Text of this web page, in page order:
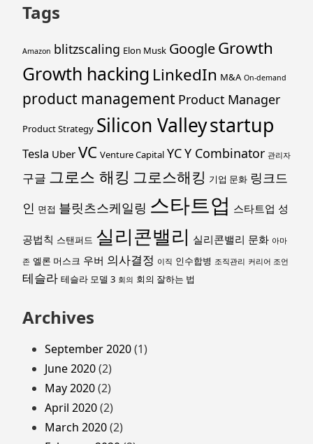
Tags
Amazon blitzscaling Elon Musk GoogleGrowth
Growth hacking LinkedIn M&A On-demand
product management Product Manager
Product Strategy Silicon Valleystartup
Tesla Uber VC Venture Capital YCY Combinator 관리자
구글 그로스 해킹 그로스해킹 기업 문화 링크드
인 면접 블릿츠스케일링 스타트업 스타트업 성
공법칙 스탠퍼드 실리콘밸리 실리콘밸리 문화 아마
존 엘론 머스크 우버 의사결정 이직 인수합병 조직관리 커리어 조언
테슬라 테슬라 모델 3 회의 회의 잘하는 법
Archives
September 2020(1)
June 2020(2)
May 2020(2)
April 2020(2)
March 2020(2)